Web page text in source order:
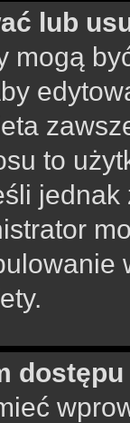
lub
mogą
to
jednak